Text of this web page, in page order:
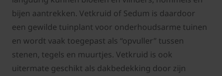
bijen aantrekken. Vetkruid of Sedum is daardoor
een gewilde tuinplant voor onderhoudsarme tuinen
en wordt vaak toegepast als “opvuller” tussen
stenen, tegels en muurtjes. Vetkruid is ook
uitermate geschikt als dakbedekking door zijn